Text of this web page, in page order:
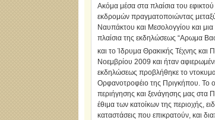
Ακόμα μέσα στα πλαίσια του
εκδρομών πραγματοποιώντας
Ναυπάκτου και Μεσολογγίου και
πλαίσια της εκδηλώσεως “Αρωμα
και το Ίδρυμα Θρακικής Τέχνης
Νοεμβρίου 2009 και ήταν
εκδηλώσεως προβλήθηκε το
Ορφανοτροφέιο της Πριγκήπου. Το
περιήγησης και ξενάγησης μας στα
έθιμα των κατοίκων της περιοχής,
καταστάσεις που επικρατούν, και